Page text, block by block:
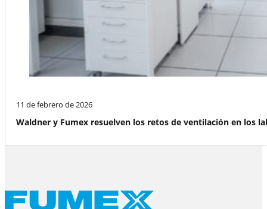
11 de febrero de 2026
Waldner y Fumex resuelven los retos de ventilación en los